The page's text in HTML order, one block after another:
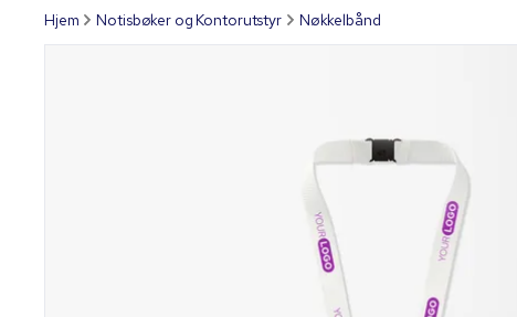
Hjem Notisbøker og Kontorutstyr Nøkkelbånd